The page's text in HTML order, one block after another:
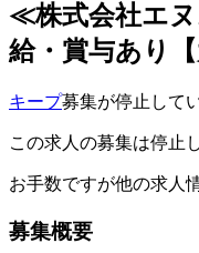
≪株式会社エヌ
給・賞与あり【
キープ募集が停止して
この求人の募集は停止
お手数ですが他の求人
募集概要